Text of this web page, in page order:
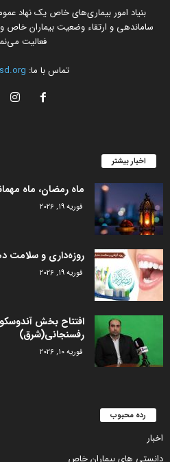
بنیاد امور بیماری‌های خاص یک نهاد
ساماندهی و ارتقاء وضعیت بیماران خاص
فعالیت
تماس با ما:
اخبار بیشتر
ماه رمضان، ماه
فوریه 19, 2026
روزه‌داری و سلامت
فوریه 19, 2026
افتتاح بخش
رفسنجانی(شرق)
فوریه 10, 2026
رده محبوب
اخبار
دانستی های بیماران خاص